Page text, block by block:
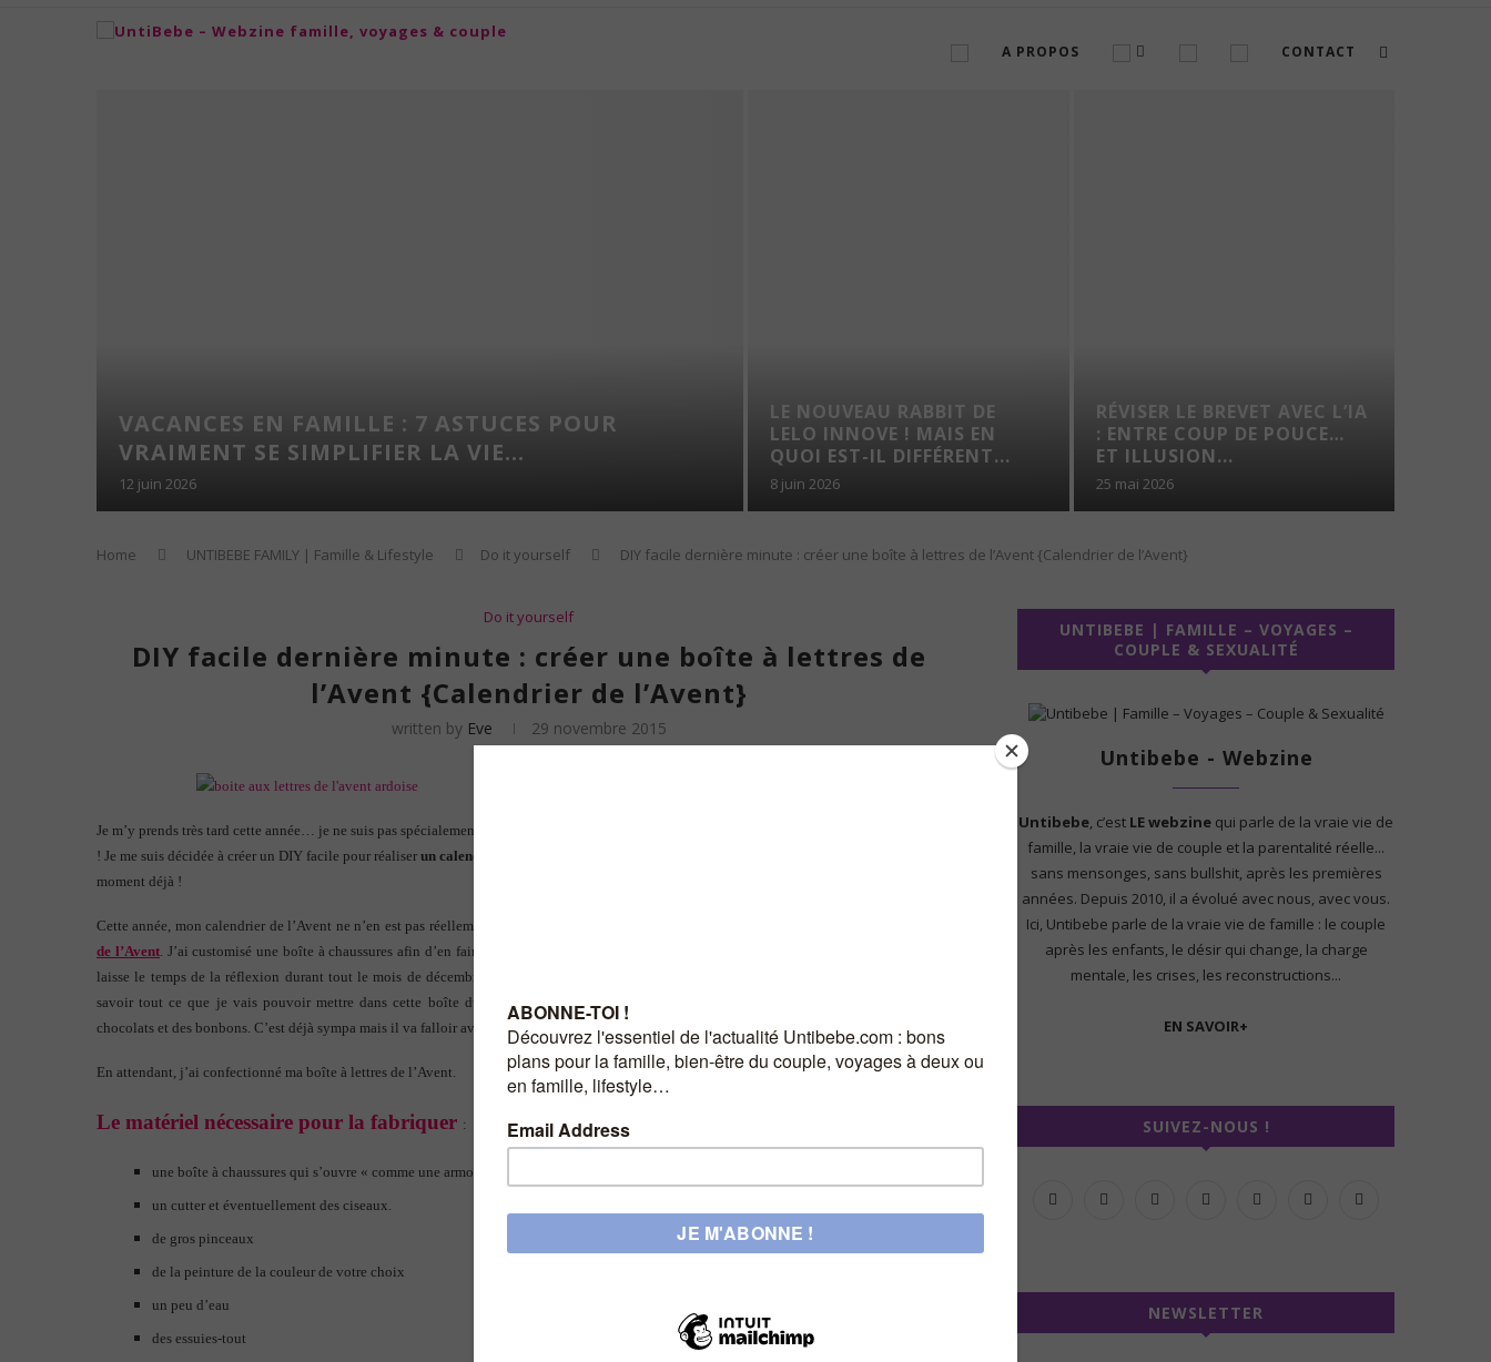
A PROPOS CONTACT
VACANCES EN FAMILLE : 7 ASTUCES POUR
VRAIMENT SE SIMPLIFIER LA VIE...
12 juin 2026
LE NOUVEAU RABBIT DE
LELO INNOVE ! MAIS EN
QUOI EST-IL DIFFÉRENT...
8 juin 2026
RÉVISER LE BREVET AVEC L’IA
: ENTRE COUP DE POUCE…
ET ILLUSION...
25 mai 2026
Home UNTIBEBE FAMILY | Famille & Lifestyle Do it yourself DIY facile dernière minute : créer une boîte à lettres de l’Avent {Calendrier de l’Avent}
Do it yourself
DIY facile dernière minute : créer une boîte à lettres de
l’Avent {Calendrier de l’Avent}
written by Eve 29 novembre 2015
Je m’y prends très tard cette année… je ne suis pas spécialement rapide sur le sujet habituellement mais je crois que cette fois-ci, c’est le pompon
! Je me suis décidée à créer un DIY facile pour réaliser un calendrier de l’Avent de dernière minute
moment déjà !
Cette année, mon calendrier de l’Avent ne n’en est pas réellement un. Il s’agit plutôt d’un DIY de dernière minute pour créer
de l’Avent. J’ai customisé une boîte à chaussures afin d’en faire une boîte aux lettres que je pourrais garnir au jour le jour… Comme ça, ça me
laisse le temps de la réflexion durant tout le mois de décembre pour le remplir petit à petit. Parce que, pour tout vous avouer, je suis loin de
savoir tout ce que je vais pouvoir mettre dans cette boîte durant les 24 jours qui vont précéder Noël ! pour l’heure, je n’ai que quelques
chocolats et des bonbons. C’est déjà sympa mais il va falloir avoir des idées plus variées et vite… je ne manquerais pas d’en trouver.
En attendant, j’ai confectionné ma boîte à lettres de l’Avent.
Le matériel nécessaire pour la fabriquer :
une boîte à chaussures qui s’ouvre « comme une armoire » (sinon, il vous faudra la bidouiller… j’explique comment dans ma vidéo)
un cutter et éventuellement des ciseaux.
de gros pinceaux
de la peinture de la couleur de votre choix
un peu d’eau
des essuies-tout
UNTIBEBE | FAMILLE – VOYAGES –
COUPLE & SEXUALITÉ
Untibebe - Webzine
Untibebe, c’est LE webzine qui parle de la vraie vie de
famille, la vraie vie de couple et la parentalité réelle...
sans mensonges, sans bullshit, après les premières
années. Depuis 2010, il a évolué avec nous, avec vous.
Ici, Untibebe parle de la vraie vie de famille : le couple
après les enfants, le désir qui change, la charge
mentale, les crises, les reconstructions...
EN SAVOIR+
SUIVEZ-NOUS !
NEWSLETTER